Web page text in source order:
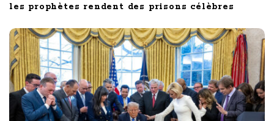
les prophètes rendent des prisons célèbres